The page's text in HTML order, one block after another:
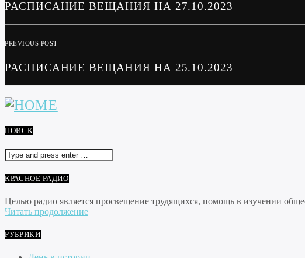
РАСПИСАНИЕ ВЕЩАНИЯ НА 27.10.2023
PREVIOUS POST
РАСПИСАНИЕ ВЕЩАНИЯ НА 25.10.2023
ПОИСК
КРАСНОЕ РАДИО
Целью радио является просвещение трудящихся, помощь в изучении
Читать продолжение
РУБРИКИ